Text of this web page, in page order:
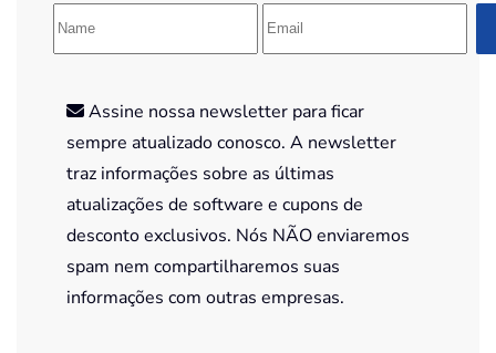
Assine nossa newsletter para ficar
sempre atualizado conosco. A newsletter
traz informações sobre as últimas
atualizações de software e cupons de
desconto exclusivos. Nós NÃO enviaremos
spam nem compartilharemos suas
informações com outras empresas.